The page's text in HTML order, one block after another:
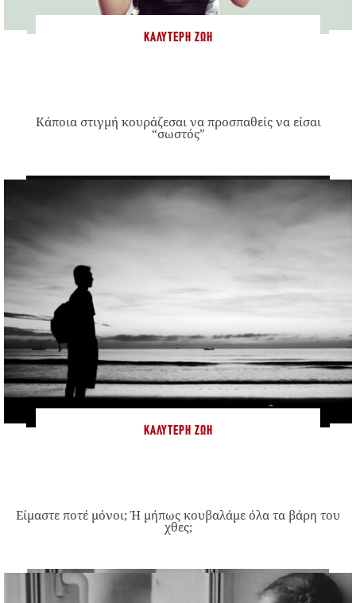
ΚΑΛΎΤΕΡΗ ΖΩΉ
Κάποια στιγμή κουράζεσαι να προσπαθείς να είσαι
“σωστός”
ΚΑΛΎΤΕΡΗ ΖΩΉ
Είμαστε ποτέ μόνοι; Ή μήπως κουβαλάμε όλα τα βάρη του
χθες;